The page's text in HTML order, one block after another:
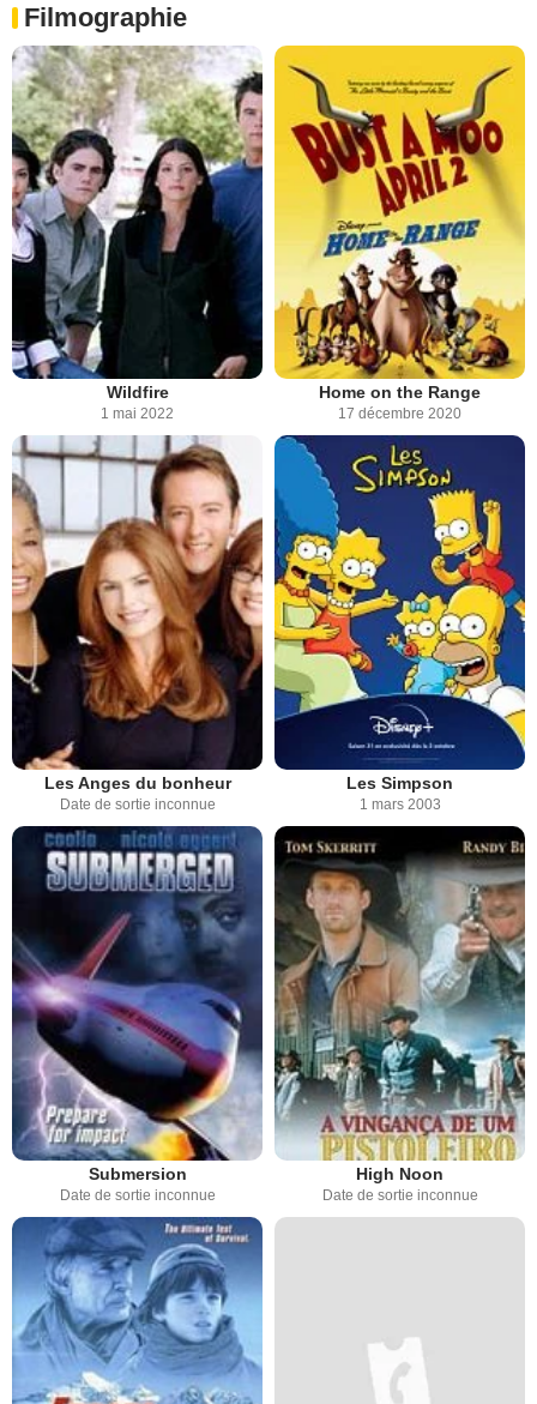
Filmographie
Wildfire
1 mai 2022
Home on the Range
17 décembre 2020
Les Anges du bonheur
Date de sortie inconnue
Les Simpson
1 mars 2003
Submersion
Date de sortie inconnue
High Noon
Date de sortie inconnue